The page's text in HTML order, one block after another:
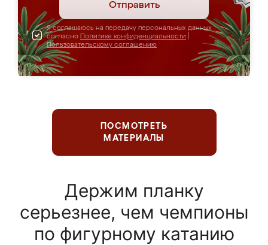
Отправить
Я соглашаюсь на передачу персональных данных
согласно Политике конфиденциальности
Пользовательскому соглашению
ПОСМОТРЕТЬ
МАТЕРИАЛЫ
Держим планку
серьезнее, чем чемпионы
по фигурному катанию